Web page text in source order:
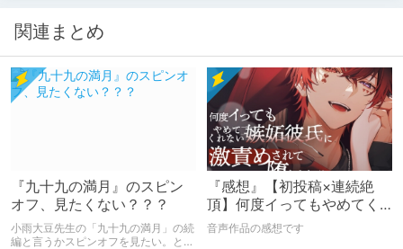
関連まとめ
『九十九の満月』のスピン
オフ、見たくない？？？
小雨大豆先生の「九十九の満月」の続
編と言うかスピンオフを見たい。とい
『感想』【初投稿×連続絶
頂】何度イってもやめてく
れない嫉妬彼氏に激責めさ
音声作品の感想です